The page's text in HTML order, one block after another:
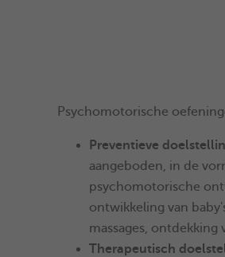
Psychomotorische
Preventieve
aangeboden, in de
psychomotorische
ontwikkeling van
massages,
Therapeutisch